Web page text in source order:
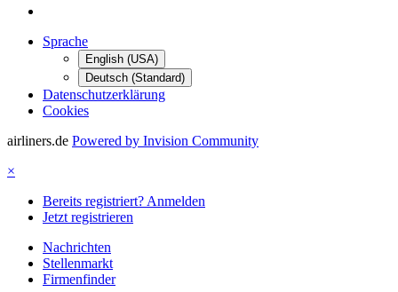
Sprache
English (USA)
Deutsch (Standard)
Datenschutzerklärung
Cookies
airliners.de Powered by Invision Community
×
Bereits registriert? Anmelden
Jetzt registrieren
Nachrichten
Stellenmarkt
Firmenfinder